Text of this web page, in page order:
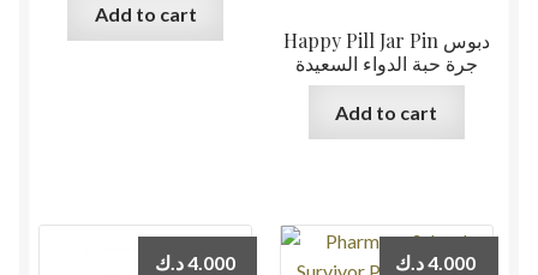
Add to cart
Happy Pill Jar Pin دبوس
جرة حبة الدواء السعيدة
Add to cart
4.000د.ك 4.000د.ك